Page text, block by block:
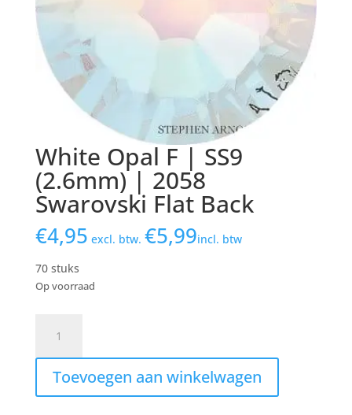
White Opal F | SS9
(2.6mm) | 2058
Swarovski Flat Back
€4,95 excl. btw. €5,99incl. btw
70 stuks
Op voorraad
Opal
F
SS9
Toevoegen aan winkelwagen